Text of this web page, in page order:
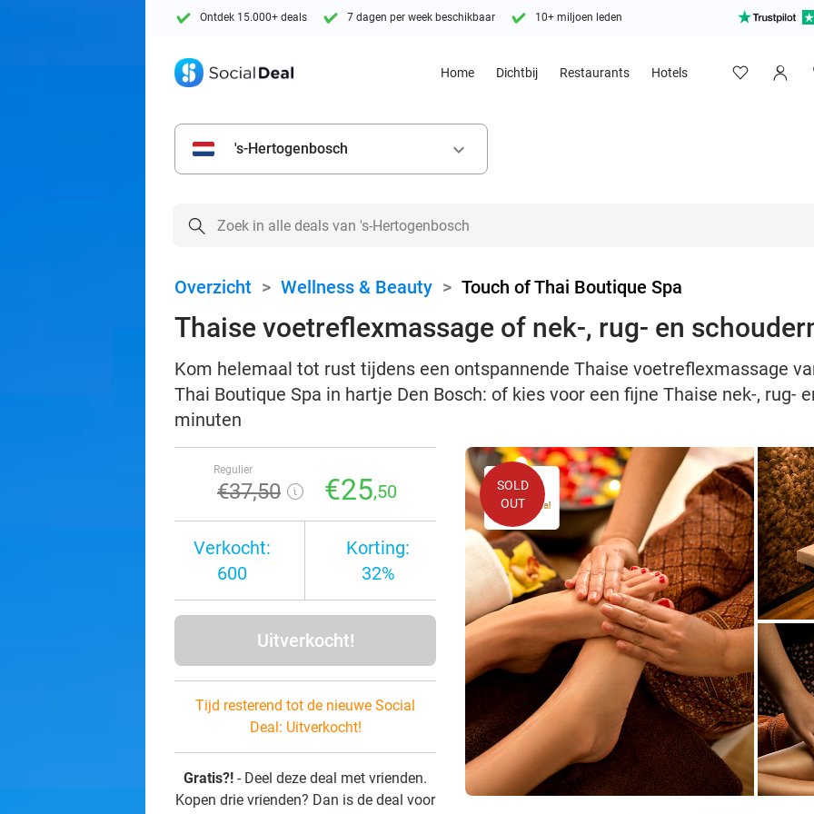
Ontdek 15.000+ deals 7 dagen per week beschikbaar 10+ miljoen leden
Home Dichtbij Restaurants Hotels
's-Hertogenbosch keyboard_arrow_down
Overzicht > Wellness & Beauty > Touch of Thai Boutique Spa
Thaise voetreflexmassage of nek-, rug- en
Kom helemaal tot rust tijdens een ontspannende Thaise voetreflexmassage
Thai Boutique Spa in hartje Den Bosch: of kies voor een fijne Thaise nek-, rug-
minuten
Regulier
€37,50 €25,50
Verkocht:
600
Korting:
32%
Uitverkocht!
Tijd resterend tot de nieuwe Social
Deal: Uitverkocht!
Gratis?! - Deel deze deal met vrienden.
Kopen drie vrienden? Dan is de deal voor
SOLD
OUT